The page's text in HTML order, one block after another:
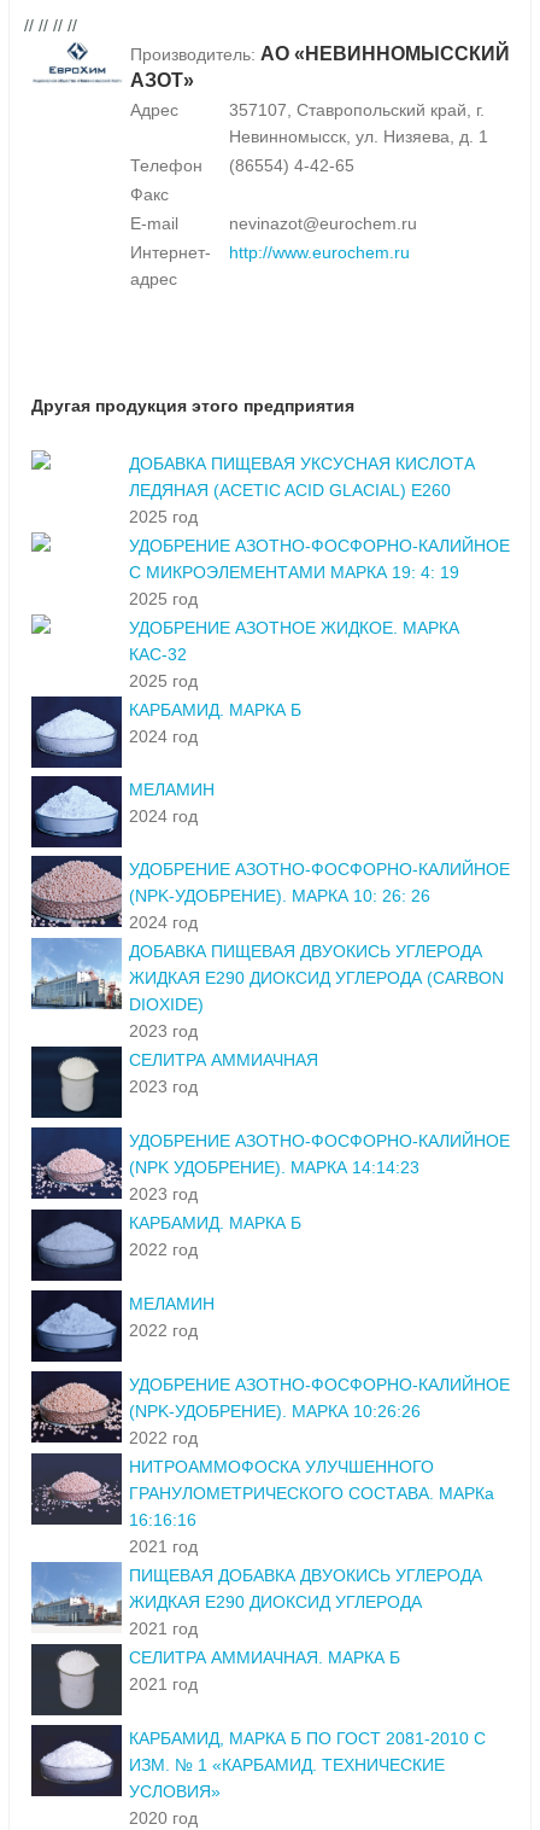
// // // //
Производитель: АО «НЕВИННОМЫССКИЙ
АЗОТ»
Адрес
357107, Ставропольский край, г.
Невинномысск, ул. Низяева, д. 1
Телефон
(86554) 4-42-65
Факс
E-mail
nevinazot@eurochem.ru
Интернет-
адрес
http://www.eurochem.ru
Другая продукция этого предприятия
ДОБАВКА ПИЩЕВАЯ УКСУСНАЯ КИСЛОТА
ЛЕДЯНАЯ (ACETIC ACID GLACIAL) E260
2025 год
УДОБРЕНИЕ АЗОТНО-ФОСФОРНО-КАЛИЙНОЕ
С МИКРОЭЛЕМЕНТАМИ МАРКА 19: 4: 19
2025 год
УДОБРЕНИЕ АЗОТНОЕ ЖИДКОЕ. МАРКА
КАС-32
2025 год
КАРБАМИД. МАРКА Б
2024 год
МЕЛАМИН
2024 год
УДОБРЕНИЕ АЗОТНО-ФОСФОРНО-КАЛИЙНОЕ
(NPK-УДОБРЕНИЕ). МАРКА 10: 26: 26
2024 год
ДОБАВКА ПИЩЕВАЯ ДВУОКИСЬ УГЛЕРОДА
ЖИДКАЯ Е290 ДИОКСИД УГЛЕРОДА (CARBON
DIOXIDE)
2023 год
СЕЛИТРА АММИАЧНАЯ
2023 год
УДОБРЕНИЕ АЗОТНО-ФОСФОРНО-КАЛИЙНОЕ
(NPK УДОБРЕНИЕ). МАРКА 14:14:23
2023 год
КАРБАМИД. МАРКА Б
2022 год
МЕЛАМИН
2022 год
УДОБРЕНИЕ АЗОТНО-ФОСФОРНО-КАЛИЙНОЕ
(NPK-УДОБРЕНИЕ). МАРКА 10:26:26
2022 год
НИТРОАММОФОСКА УЛУЧШЕННОГО
ГРАНУЛОМЕТРИЧЕСКОГО СОСТАВА. МАРКа
16:16:16
2021 год
ПИЩЕВАЯ ДОБАВКА ДВУОКИСЬ УГЛЕРОДА
ЖИДКАЯ Е290 ДИОКСИД УГЛЕРОДА
2021 год
СЕЛИТРА АММИАЧНАЯ. МАРКА Б
2021 год
КАРБАМИД, МАРКА Б ПО ГОСТ 2081-2010 С
ИЗМ. № 1 «КАРБАМИД. ТЕХНИЧЕСКИЕ
УСЛОВИЯ»
2020 год